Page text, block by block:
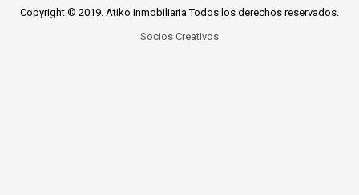
Copyright © 2019. Atiko Inmobiliaria Todos los derechos reservados.
Socios Creativos